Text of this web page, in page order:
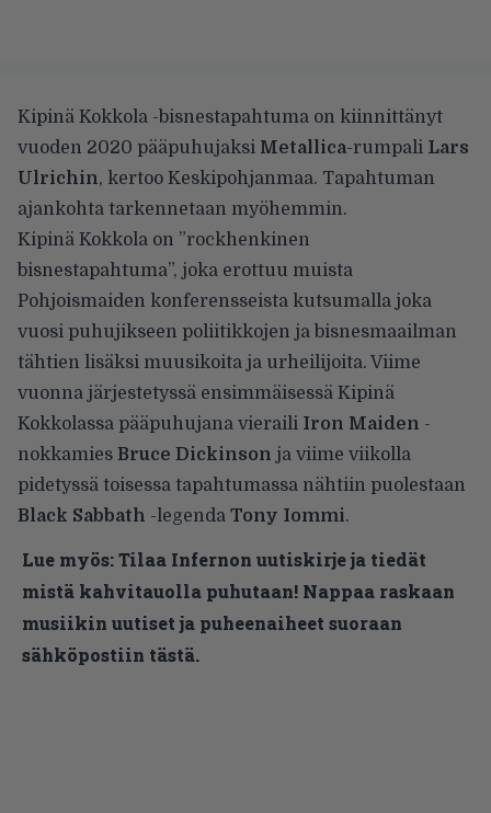
Kipinä Kokkola -bisnestapahtuma on kiinnittänyt
vuoden 2020 pääpuhujaksi Metallica-rumpali Lars
Ulrichin, kertoo Keskipohjanmaa. Tapahtuman
ajankohta tarkennetaan myöhemmin.
Kipinä Kokkola on ”rockhenkinen
bisnestapahtuma”, joka erottuu muista
Pohjoismaiden konferensseista kutsumalla joka
vuosi puhujikseen poliitikkojen ja bisnesmaailman
tähtien lisäksi muusikoita ja urheilijoita. Viime
vuonna järjestetyssä ensimmäisessä Kipinä
Kokkolassa pääpuhujana vieraili Iron Maiden -
nokkamies Bruce Dickinson ja viime viikolla
pidetyssä toisessa tapahtumassa nähtiin puolestaan
Black Sabbath -legenda Tony Iommi.
Lue myös:Tilaa Infernon uutiskirje ja tiedät
mistä kahvitauolla puhutaan! Nappaa raskaan
musiikin uutiset ja puheenaiheet suoraan
sähköpostiin tästä.